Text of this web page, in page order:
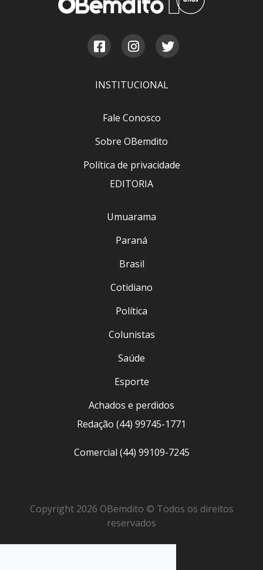
INSTITUCIONAL
Fale Conosco
Sobre OBemdito
Política de privacidade
EDITORIA
Umuarama
Paraná
Brasil
Cotidiano
Política
Colunistas
Saúde
Esporte
Achados e perdidos
Redação (44) 99745-1771
Comercial (44) 99109-7245
Copyright 2026 OBemdito © Todos os direitos
reservados